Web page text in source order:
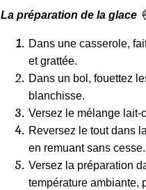
La préparation de la glace
Dans une casserole,
et grattée.
Dans un bol, fouettez
blanchisse.
Versez le mélange lait-
Reversez le tout dans
en remuant sans cesse.
Versez la préparation
température ambiante,